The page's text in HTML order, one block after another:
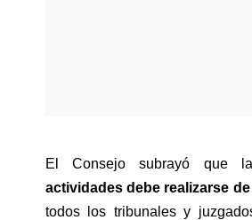
El Consejo subrayó que
actividades debe realizarse
todos los tribunales y